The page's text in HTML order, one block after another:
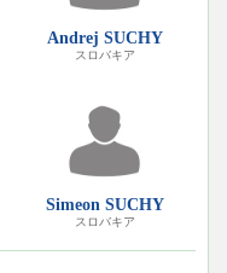
Andrej SUCHY
スロバキア
Simeon SUCHY
スロバキア